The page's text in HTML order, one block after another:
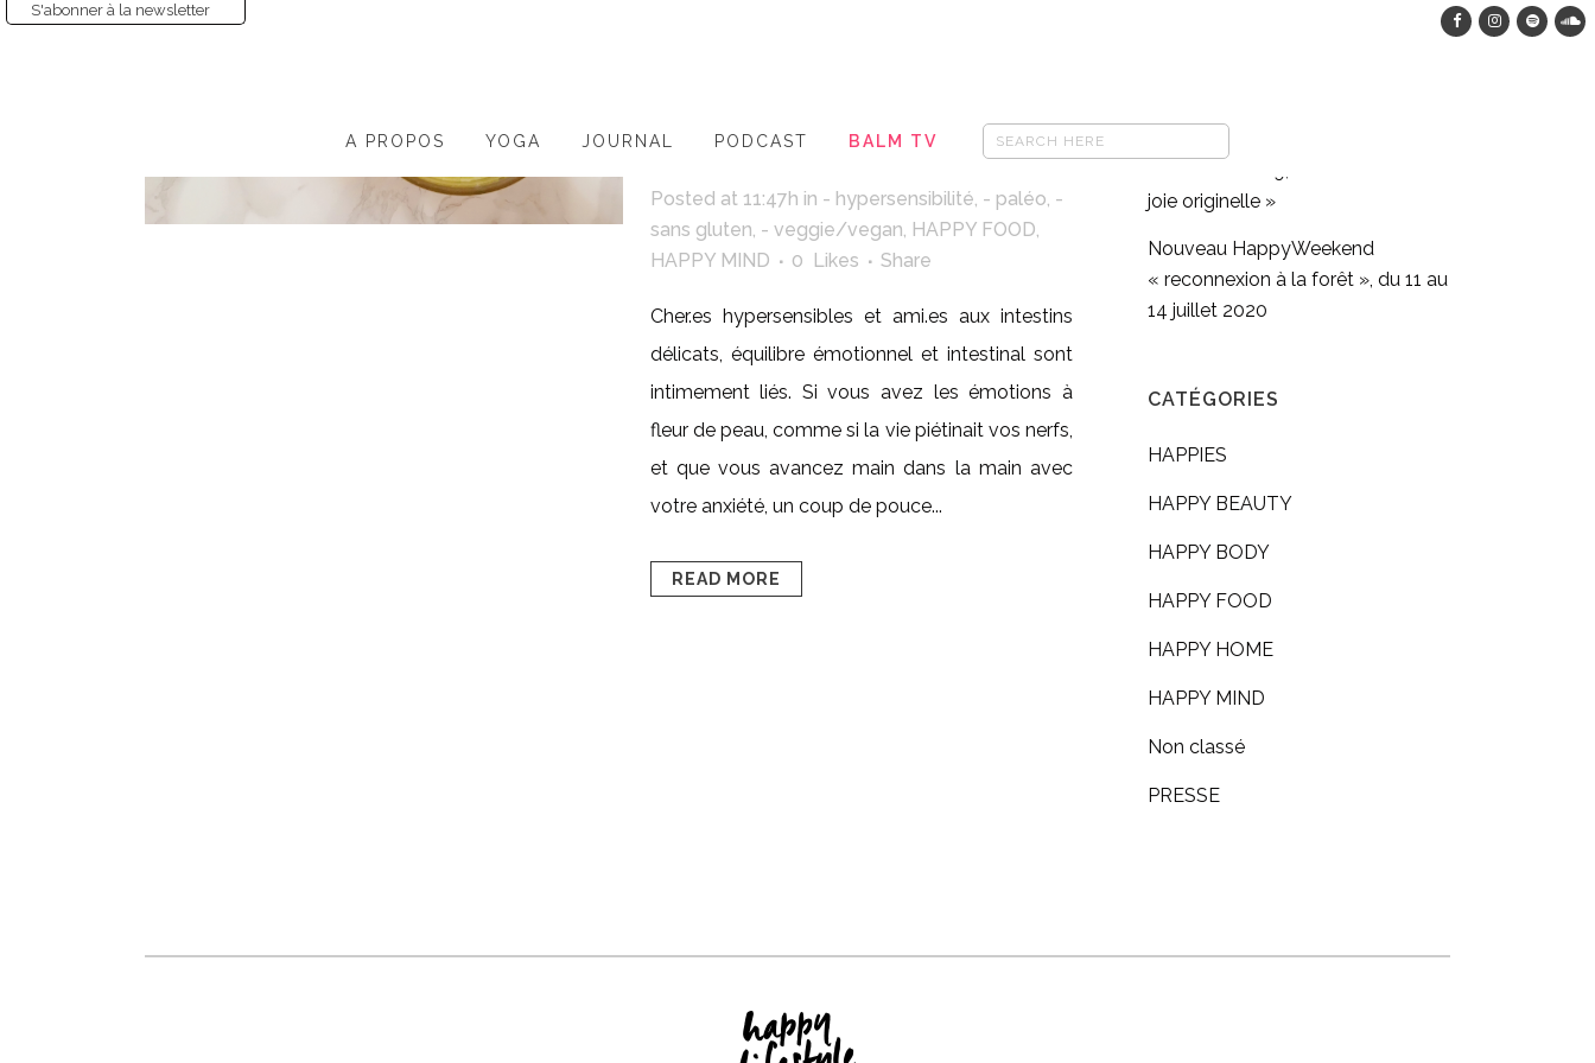
S'abonner à la newsletter
A PROPOS YOGA JOURNAL PODCAST BALM TV
SMOOTHIE !
Posted at 11:47h in - hypersensibilité, - paléo, -
sans gluten, - veggie/vegan, HAPPY FOOD,
HAPPY MIND
0 Likes Share
Cher.es hypersensibles et ami.es aux intestins
délicats, équilibre émotionnel et intestinal sont
intimement liés. Si vous avez les émotions à
fleur de peau, comme si la vie piétinait vos nerfs,
et que vous avancez main dans la main avec
votre anxiété, un coup de pouce...
READ MORE
joie originelle »
Nouveau HappyWeekend
« reconnexion à la forêt », du 11 au
14 juillet 2020
CATÉGORIES
HAPPIES
HAPPY BEAUTY
HAPPY BODY
HAPPY FOOD
HAPPY HOME
HAPPY MIND
Non classé
PRESSE